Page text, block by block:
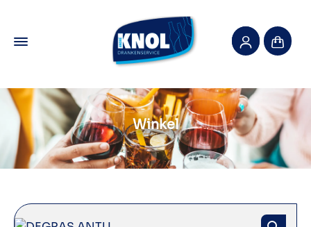
Winkel